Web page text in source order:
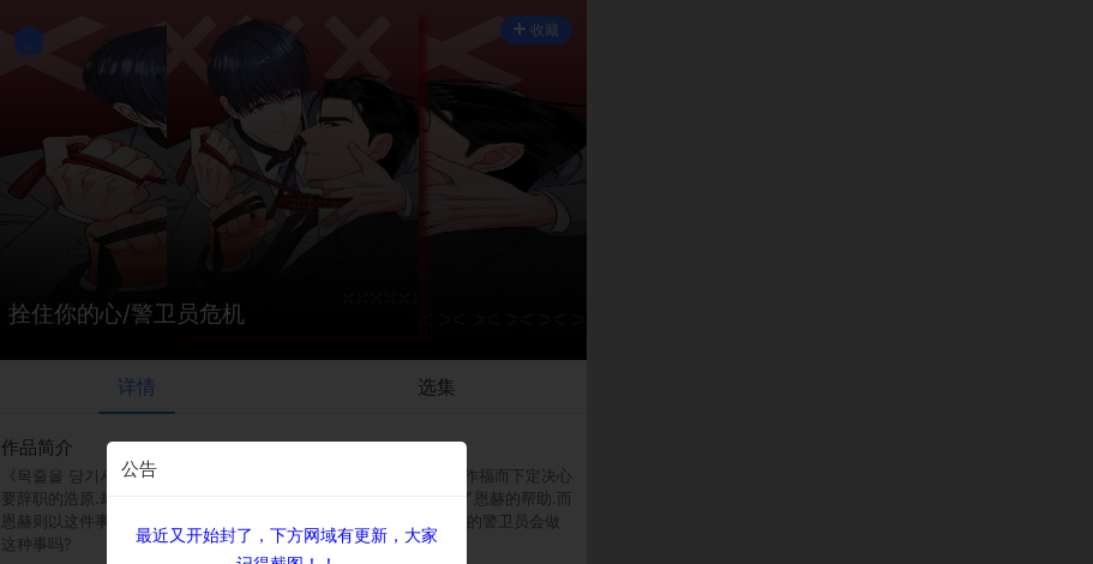
拴住你的心/警卫员危机
收藏
详情 选集
作品简介
《목줄을 당기시오》\r\n平台：lezhin\r\n因为受够了雇主们的作威作福而下定决心
要辞职的浩原.却在以为是自己最后一次作为警卫员出席的场合受到了恩赫的帮助.而
恩赫则以这件事为诱饵半威胁的要他成为自己的警卫员…但一个平凡的警卫员会做
这种事吗?
公告
最近又开始封了，下方网域有更新，大家